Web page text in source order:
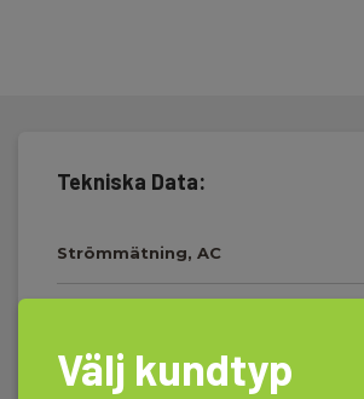
Tekniska Data:
Strömmätning, AC
Välj kundtyp